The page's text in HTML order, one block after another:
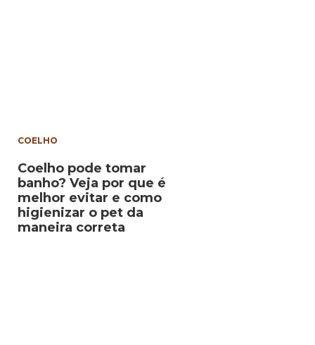
COELHO
Coelho pode tomar
banho? Veja por que é
melhor evitar e como
higienizar o pet da
maneira correta